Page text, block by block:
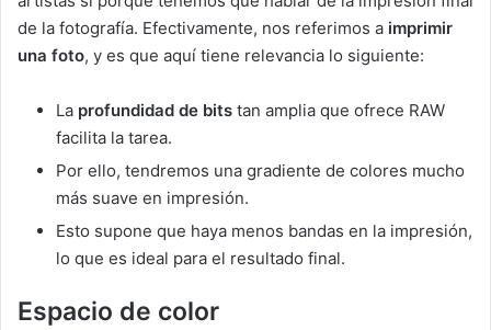
de la fotografía. Efectivamente, nos referimos a imprimir
una foto, y es que aquí tiene relevancia lo siguiente:
La profundidad de bits tan amplia que ofrece RAW
facilita la tarea.
Por ello, tendremos una gradiente de colores mucho
más suave en impresión.
Esto supone que haya menos bandas en la impresión,
lo que es ideal para el resultado final.
Espacio de color